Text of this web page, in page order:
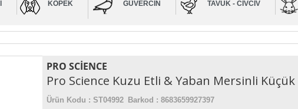
KÖPEK GÜVERCIN TAVUK - CIVCIV
PRO SCIENCE
Pro Science Kuzu Etli & Yaban Mersinli
Ürün Kodu : ST04992 Barkod : 8683659927397